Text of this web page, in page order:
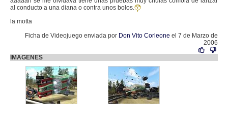
al conducto a una diana o contra unos bolos.
la motta
Ficha de Videojuego enviada por Don Vito Corleone el 7 de Marzo de
2006
IMAGENES